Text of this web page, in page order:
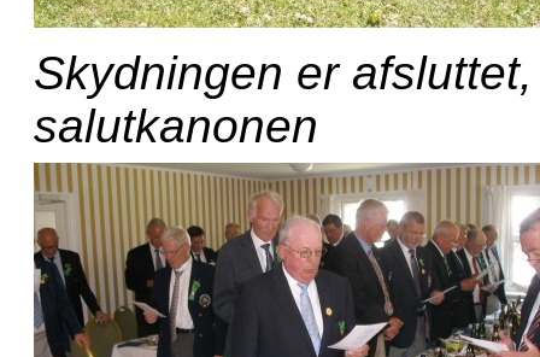
Skydningen er
salutkanonen